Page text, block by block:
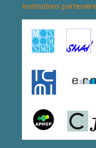
Institutions